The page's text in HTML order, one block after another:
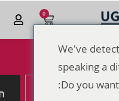
0
2025
We've
speaking a
Do you